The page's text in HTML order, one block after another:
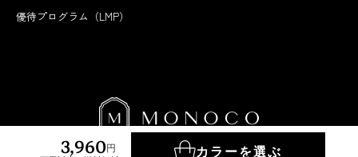
3,960円 カラーを選ぶ
優待プログラム（LMP）